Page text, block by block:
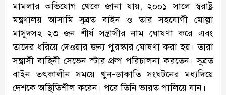
মামলার অভিযোগ থেকে জানা যায়, ২০০১ সালে স্বরাষ্ট্র
মন্ত্রণালয় আসামি সুব্রত বাইন ও তার সহযোগী মোল্লা
মাসুদসহ ২৩ জন শীর্ষ সন্ত্রাসীর নাম ঘোষণা করে এবং
তাদের ধরিয়ে দেওয়ার জন্য পুরস্কার ঘোষণা করা হয়। তারা
সন্ত্রাসী বাহিনী সেভেন স্টার গ্রুপ পরিচালনা করতেন। সুব্রত
বাইন তৎকালীন সময়ে খুন-ডাকাতি সংঘটনের মধ্যদিয়ে
দেশকে অস্থিতিশীল করেন। পরে তিনি ভারত পালিয়ে যান।